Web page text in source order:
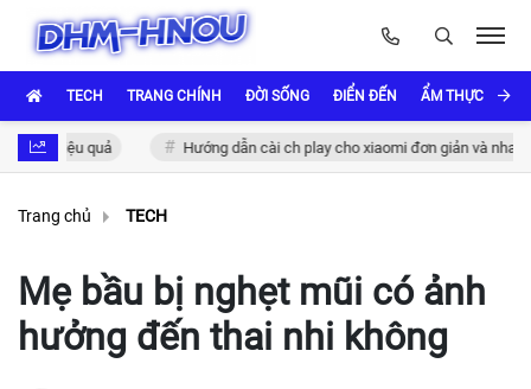
TECH TRANG CHÍNH ĐỜI SỐNG ĐIỂN ĐẾN ẨM THỰC VÀ
quả Hướng dẫn cài ch play cho xiaomi đơn giản và nhanh chóng
Trang chủ TECH
Mẹ bầu bị nghẹt mũi có ảnh
hưởng đến thai nhi không